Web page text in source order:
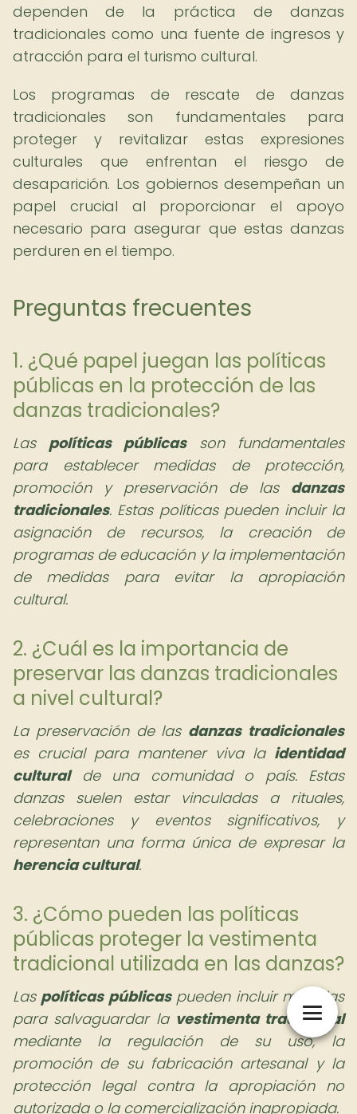
dependen de la práctica de danzas
tradicionales como una fuente de ingresos y
atracción para el turismo cultural.
Los programas de rescate de danzas
tradicionales son fundamentales para
proteger y revitalizar estas expresiones
culturales que enfrentan el riesgo de
desaparición. Los gobiernos desempeñan un
papel crucial al proporcionar el apoyo
necesario para asegurar que estas danzas
perduren en el tiempo.
Preguntas frecuentes
1. ¿Qué papel juegan las políticas
públicas en la protección de las
danzas tradicionales?
Las políticas públicasson fundamentales
para establecer medidas de protección,
promoción y preservación de las danzas
tradicionales. Estas políticas pueden incluir la
asignación de recursos, la creación de
programas de educación y la implementación
de medidas para evitar la apropiación
cultural.
2. ¿Cuál es la importancia de
preservar las danzas tradicionales
a nivel cultural?
La preservación de las danzas tradicionales
es crucial para mantener viva la identidad
culturalde una comunidad o país. Estas
danzas suelen estar vinculadas a rituales,
celebraciones y eventos significativos, y
representan una forma única de expresar la
herencia cultural.
3. ¿Cómo pueden las políticas
públicas proteger la vestimenta
tradicional utilizada en las danzas?
Las políticas públicaspueden incluir medidas
para salvaguardar la vestimenta tradicional
mediante la regulación de su uso, la
promoción de su fabricación artesanal y la
protección legal contra la apropiación no
autorizada o la comercialización inapropiada.